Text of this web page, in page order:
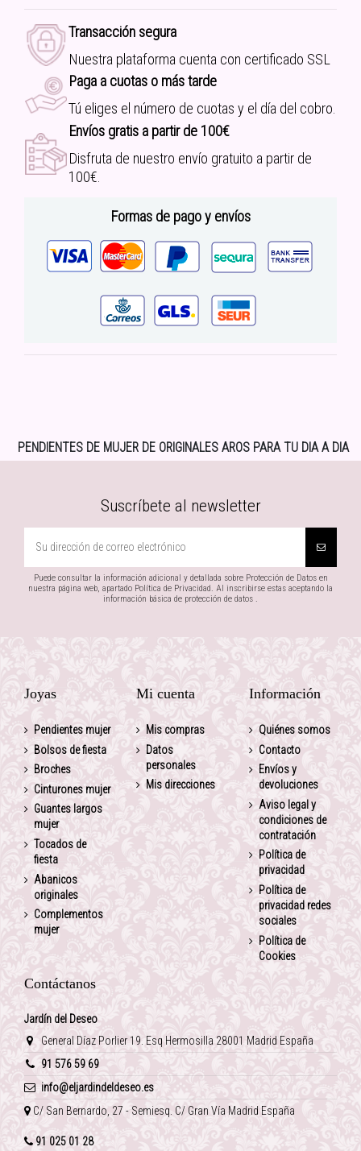
Transacción segura
Nuestra plataforma cuenta con certificado SSL
Paga a cuotas o más tarde
Tú eliges el número de cuotas y el día del cobro.
Envíos gratis a partir de 100€
Disfruta de nuestro envío gratuito a partir de
100€.
Formas de pago y envíos
PENDIENTES DE MUJER DE ORIGINALES AROS PARA TU DIA A DIA
Suscríbete al newsletter
Puede consultar la información adicional y detallada sobre Protección de Datos en
nuestra página web, apartado Política de Privacidad. Al inscribirse estas aceptando la
información básica de protección de datos .
Joyas
Pendientes mujer
Bolsos de fiesta
Broches
Cinturones mujer
Guantes largos
mujer
Tocados de
fiesta
Abanicos
originales
Complementos
mujer
Mi cuenta
Mis compras
Datos
personales
Mis direcciones
Información
Quiénes somos
Contacto
Envíos y
devoluciones
Aviso legal y
condiciones de
contratación
Política de
privacidad
Política de
privacidad redes
sociales
Política de
Cookies
Contáctanos
Jardín del Deseo
General Díaz Porlier 19. Esq Hermosilla 28001 Madrid España
91 576 59 69
info@eljardindeldeseo.es
C/ San Bernardo, 27 - Semiesq. C/ Gran Vía Madrid España
91 025 01 28